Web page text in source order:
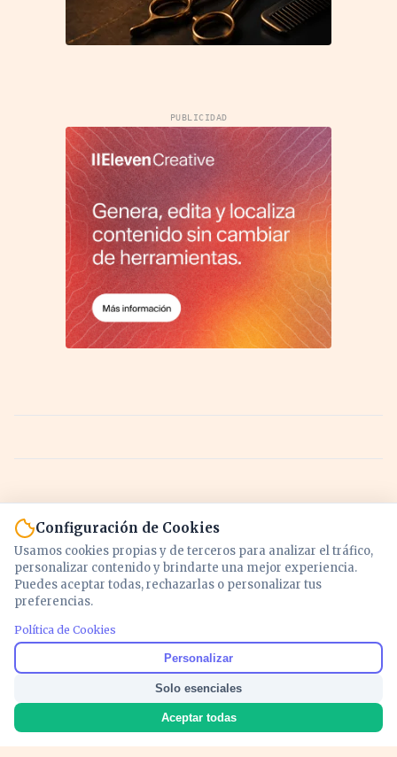
PUBLICIDAD
Noticias y análisis de economía, mercados,
inversión y política. Información actualizada
para entender lo que mueve tu dinero y tu
país.
Configuración de Cookies
Usamos cookies propias y de terceros para analizar el tráfico,
personalizar contenido y brindarte una mejor experiencia.
Puedes aceptar todas, rechazarlas o personalizar tus
preferencias.
Política de Cookies
Personalizar
Solo esenciales
Aceptar todas